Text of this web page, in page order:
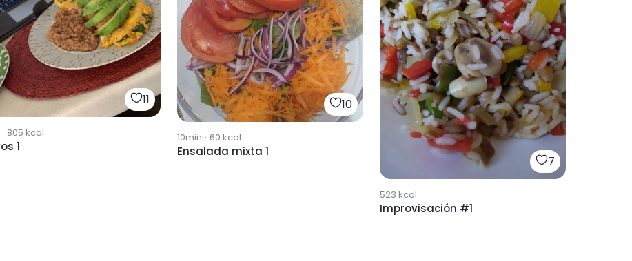
11
· 805 kcal
1
10
10min · 60 kcal
Ensalada mixta 1
7
523 kcal
Improvisación #1